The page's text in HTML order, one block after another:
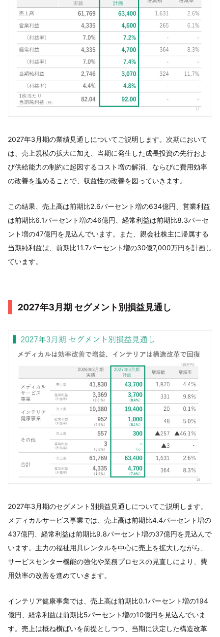
2027年3月期の業績見通しについてご説明します。次期において
は、売上規模の拡大に加え、当期に発生した成長投資の先行およ
び供給能力の制約に起因するコスト増の解消、ならびに費用効率
の改善を進めることで、収益性の改善を図っていきます。
この結果、売上高は前期比2.6パーセント増の634億円、営業利益
は前期比6.1パーセント増の46億円、経常利益は前期比8.3パーセ
ント増の47億円を見込んでいます。また、親会社株主に帰属する
当期純利益は、前期比11.7パーセント増の30億7,000万円を計画し
ています。
2027年3月期 セグメント別損益見通し
2027年3月期のセグメント別損益見通しについてご説明します。
メディカルサービス事業では、売上高は前期比4.4パーセント増の
437億円、経常利益は前期比9.8パーセント増の37億円を見込んで
います。主力の福祉用具レンタルを中心に売上を拡大しながら、
サービスセンター機能の強化や業務プロセスの見直しにより、費
用効率の改善を進めていきます。
インテリア健康事業では、売上高は前期比0.1パーセント増の194
億円、経常利益は前期比5パーセント増の10億円を見込んでいま
す。売上は概ね横ばいを前提としつつ、当期に決定した構造改革